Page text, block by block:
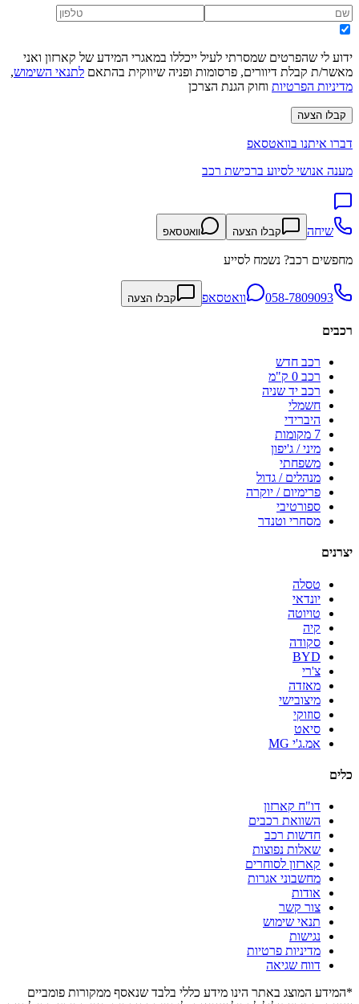
ידוע לי שהפרטים שמסרתי לעיל ייכללו במאגרי המידע של קארזון ואני
מאשר/ת קבלת דיוורים, פרסומות ופניה שיווקית בהתאם לתנאי השימוש,
מדיניות הפרטיות וחוק הגנת הצרכן
קבלו הצעה
דברו איתנו בוואטסאפ
מענה אנושי לסיוע ברכישת רכב
שיחה קבלו הצעה וואטסאפ
מחפשים רכב? נשמח לסייע
058-7809093 וואטסאפ קבלו הצעה
רכבים
רכב חדש
רכב 0 ק"מ
רכב יד שניה
חשמלי
היברידי
7 מקומות
מיני / ג'יפון
משפחתי
מנהלים / גדול
פרימיום / יוקרה
ספורטיבי
מסחרי וטנדר
יצרנים
טסלה
יונדאי
טויוטה
קיה
סקודה
BYD
צ'רי
מאזדה
מיצובישי
סוזוקי
סיאט
אמ.ג'י MG
כלים
דו"ח קארזון
השוואת רכבים
חדשות רכב
שאלות נפוצות
קארזון לסוחרים
מחשבוני אגרות
אודות
צור קשר
תנאי שימוש
נגישות
מדיניות פרטיות
דווח שגיאה
*המידע המוצג באתר הינו מידע כללי בלבד שנאסף ממקורות פומביים